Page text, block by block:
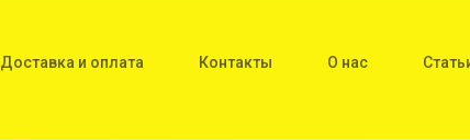
Доставка и оплата Контакты О нас